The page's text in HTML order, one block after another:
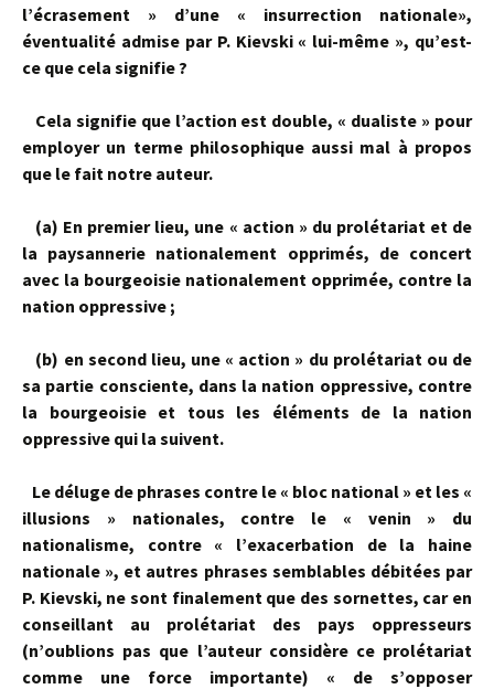
l’écrasement » d’une « insur­rection nationale»,
éventualité admise par P. Kievski « lui-même », qu’est-
ce que cela signifie ?
Cela signifie que l’action est double, « dualiste » pour
employer un terme philosophique aussi mal à propos
que le fait notre auteur.
(a) En premier lieu, une « action » du prolétariat et de
la paysannerie nationalement opprimés, de concert
avec la bourgeoisie nationalement opprimée, contre la
nation oppressive ;
(b) en second lieu, une « action » du prolétariat ou de
sa partie consciente, dans la nation oppressive, contre
la bourgeoisie et tous les éléments de la nation
oppressive qui la suivent.
Le déluge de phrases contre le « bloc national » et les «
illusions » natio­nales, contre le « venin » du
nationalisme, contre « l’exacerbation de la haine
nationale », et autres phrases semblables débitées par
P. Kievski, ne sont finalement que des sornettes, car en
conseillant au prolétariat des pays oppresseurs
(n’oublions pas que l’auteur considère ce prolétariat
comme une force importante) « de s’opposer